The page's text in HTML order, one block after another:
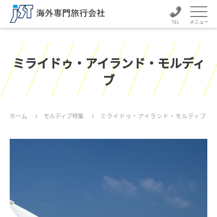
メニュー
ミライドゥ・アイランド・モルディ
ブ
ホーム モルディブ特集 ミライドゥ・アイランド・モルディブ